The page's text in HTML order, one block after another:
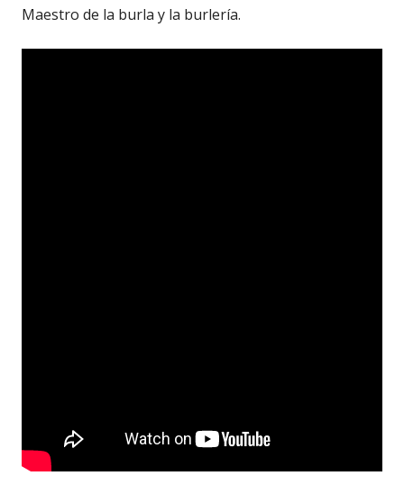
Maestro de la burla y la burlería.